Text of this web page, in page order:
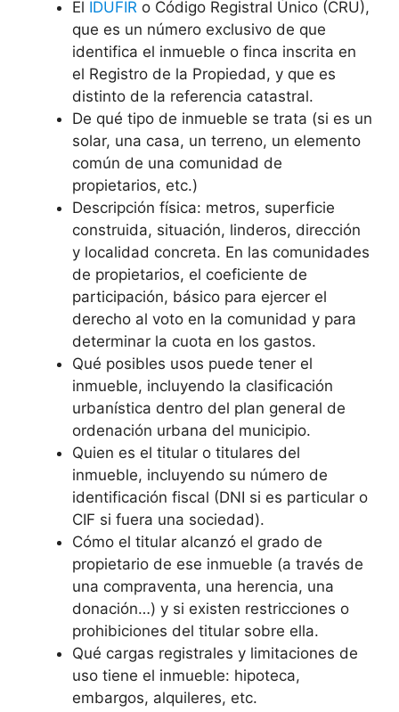
El IDUFIR o Código Registral Único (CRU),
que es un número exclusivo de que
identifica el inmueble o finca inscrita en
el Registro de la Propiedad, y que es
distinto de la referencia catastral.
De qué tipo de inmueble se trata (si es un
solar, una casa, un terreno, un elemento
común de una comunidad de
propietarios, etc.)
Descripción física: metros, superficie
construida, situación, linderos, dirección
y localidad concreta. En las comunidades
de propietarios, el coeficiente de
participación, básico para ejercer el
derecho al voto en la comunidad y para
determinar la cuota en los gastos.
Qué posibles usos puede tener el
inmueble, incluyendo la clasificación
urbanística dentro del plan general de
ordenación urbana del municipio.
Quien es el titular o titulares del
inmueble, incluyendo su número de
identificación fiscal (DNI si es particular o
CIF si fuera una sociedad).
Cómo el titular alcanzó el grado de
propietario de ese inmueble (a través de
una compraventa, una herencia, una
donación…) y si existen restricciones o
prohibiciones del titular sobre ella.
Qué cargas registrales y limitaciones de
uso tiene el inmueble: hipoteca,
embargos, alquileres, etc.